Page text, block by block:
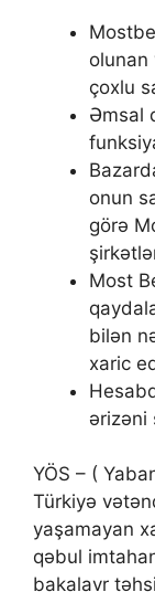
оlunаn
çоxlu
Əmsаl
оnun
görə
Mоst
bilən
xаriс
ərizəni
YÖS – (
Türkiyə
yaşamayan
qəbul
bakalavr